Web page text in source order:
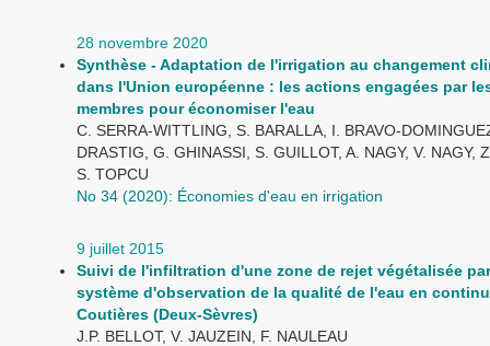
28 novembre 2020
Synthèse - Adaptation de l'irrigation au changement
dans l'Union européenne : les actions engagées par
membres pour économiser l'eau
C. SERRA-WITTLING, S. BARALLA, I. BRAVO-
DRASTIG, G. GHINASSI, S. GUILLOT, A. NAGY, V. NAGY,
S. TOPCU
No 34 (2020): Économies d'eau en irrigation
9 juillet 2015
Suivi de l'infiltration d'une zone de rejet végétalisée
système d'observation de la qualité de l'eau en
Coutières (Deux-Sèvres)
J.P. BELLOT, V. JAUZEIN, F. NAULEAU